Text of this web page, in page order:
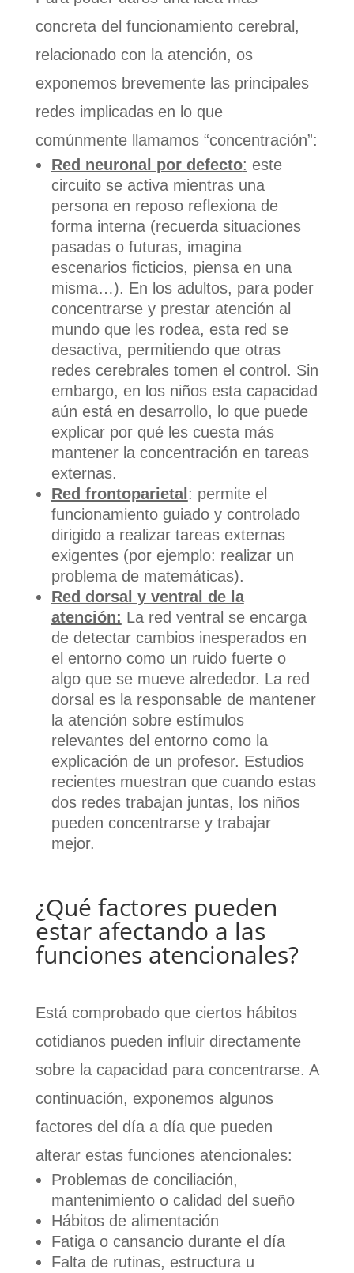
concreta del funcionamiento cerebral,
relacionado con la atención, os
exponemos brevemente las principales
redes implicadas en lo que
comúnmente llamamos “concentración”:
Red neuronal por defecto: este
circuito se activa mientras una
persona en reposo reflexiona de
forma interna (recuerda situaciones
pasadas o futuras, imagina
escenarios ficticios, piensa en una
misma…). En los adultos, para poder
concentrarse y prestar atención al
mundo que les rodea, esta red se
desactiva, permitiendo que otras
redes cerebrales tomen el control. Sin
embargo, en los niños esta capacidad
aún está en desarrollo, lo que puede
explicar por qué les cuesta más
mantener la concentración en tareas
externas.
Red frontoparietal : permite el
funcionamiento guiado y controlado
dirigido a realizar tareas externas
exigentes (por ejemplo: realizar un
problema de matemáticas).
Red dorsal y ventral de la
atención: La red ventral se encarga
de detectar cambios inesperados en
el entorno como un ruido fuerte o
algo que se mueve alrededor. La red
dorsal es la responsable de mantener
la atención sobre estímulos
relevantes del entorno como la
explicación de un profesor. Estudios
recientes muestran que cuando estas
dos redes trabajan juntas, los niños
pueden concentrarse y trabajar
mejor.
¿Qué factores pueden
estar afectando a las
funciones atencionales?
Está comprobado que ciertos hábitos
cotidianos pueden influir directamente
sobre la capacidad para concentrarse. A
continuación, exponemos algunos
factores del día a día que pueden
alterar estas funciones atencionales:
Problemas de conciliación,
mantenimiento o calidad del sueño
Hábitos de alimentación
Fatiga o cansancio durante el día
Falta de rutinas, estructura u